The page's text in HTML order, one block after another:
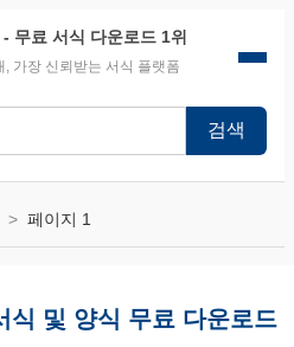
- 무료 서식 다운로드 1위
, 가장 신뢰받는 서식 플랫폼
검색
페이지 1
식 및 양식 무료 다운로드